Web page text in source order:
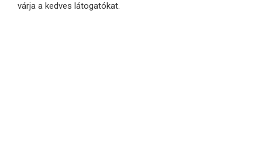
várja a kedves látogatókat.